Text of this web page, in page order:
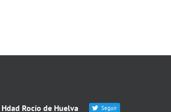
Hdad Rocío de Huelva Seguir